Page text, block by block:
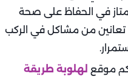
في الحفاظ على صحة
تعانين من مشاكل في الركب
موقع لهلوبة طريقة